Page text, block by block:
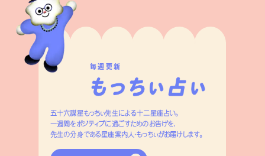
毎週更新
五十六謀星もっちぃ先生による十二星座占い。
一週間をポジティブに過ごすためのお告げを、
先生の分身である星座案内人・もっちぃがお届けします。